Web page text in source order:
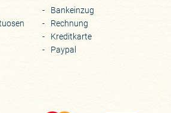
Bankeinzug
Rechnung
Kreditkarte
Paypal